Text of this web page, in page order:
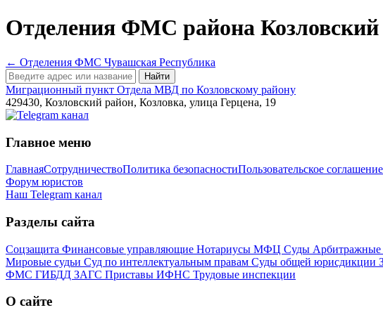
Отделения ФМС района Козловский
← Отделения ФМС Чувашская Республика
Найти
Миграционный пункт Отдела МВД по Козловскому району
429430, Козловский район, Козловка, улица Герцена, 19
Главное меню
ГлавнаяСотрудничествоПолитика безопасностиПользовательское соглашение
Форум юристов
Наш Telegram канал
Разделы сайта
Соцзащита Финансовые управляющие Нотариусы МФЦ Суды Арбитражные
Мировые судьи Суд по интеллектуальным правам Суды общей юрисдикции
ФМС ГИБДД ЗАГС Приставы ИФНС Трудовые инспекции
О сайте